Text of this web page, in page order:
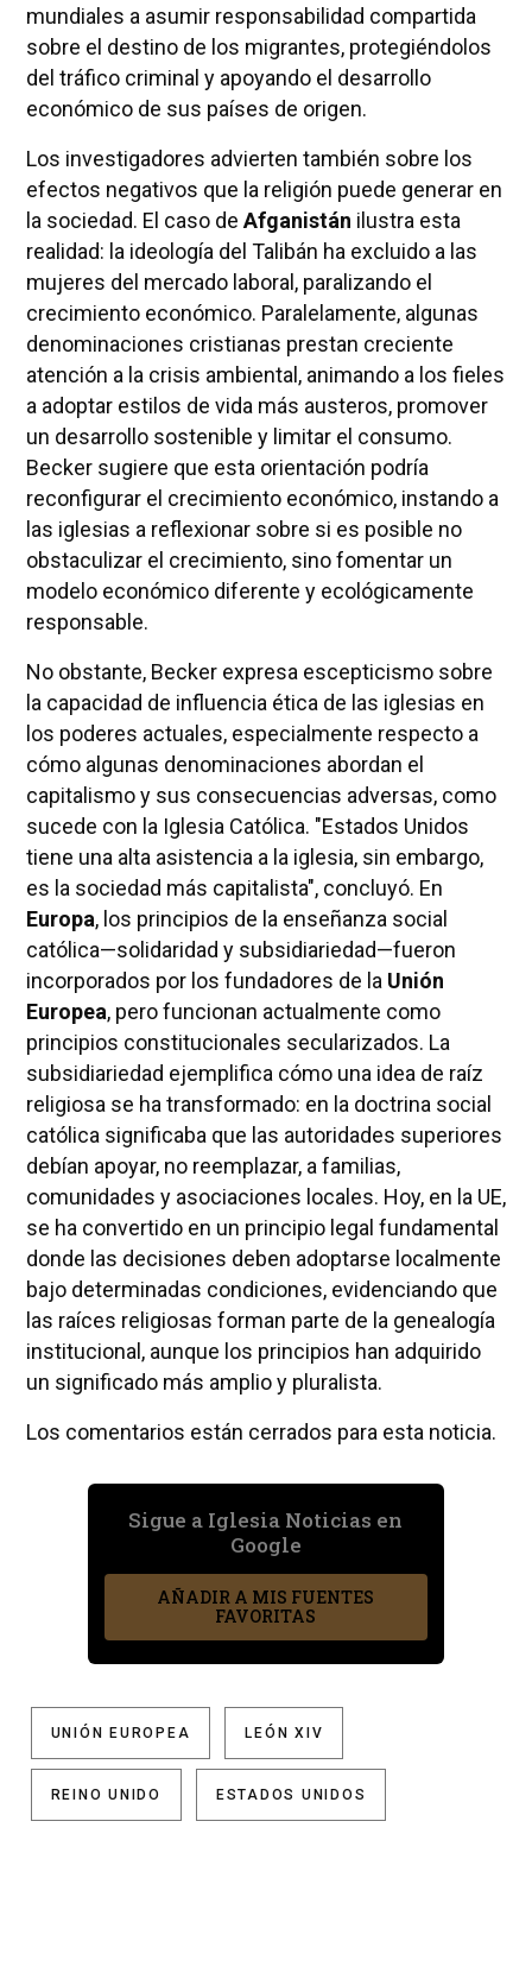
mundiales a asumir responsabilidad compartida
sobre el destino de los migrantes, protegiéndolos
del tráfico criminal y apoyando el desarrollo
económico de sus países de origen.
Los investigadores advierten también sobre los
efectos negativos que la religión puede generar en
la sociedad. El caso de Afganistán ilustra esta
realidad: la ideología del Talibán ha excluido a las
mujeres del mercado laboral, paralizando el
crecimiento económico. Paralelamente, algunas
denominaciones cristianas prestan creciente
atención a la crisis ambiental, animando a los fieles
a adoptar estilos de vida más austeros, promover
un desarrollo sostenible y limitar el consumo.
Becker sugiere que esta orientación podría
reconfigurar el crecimiento económico, instando a
las iglesias a reflexionar sobre si es posible no
obstaculizar el crecimiento, sino fomentar un
modelo económico diferente y ecológicamente
responsable.
No obstante, Becker expresa escepticismo sobre
la capacidad de influencia ética de las iglesias en
los poderes actuales, especialmente respecto a
cómo algunas denominaciones abordan el
capitalismo y sus consecuencias adversas, como
sucede con la Iglesia Católica. "Estados Unidos
tiene una alta asistencia a la iglesia, sin embargo,
es la sociedad más capitalista", concluyó. En
Europa, los principios de la enseñanza social
católica—solidaridad y subsidiariedad—fueron
incorporados por los fundadores de la Unión
Europea, pero funcionan actualmente como
principios constitucionales secularizados. La
subsidiariedad ejemplifica cómo una idea de raíz
religiosa se ha transformado: en la doctrina social
católica significaba que las autoridades superiores
debían apoyar, no reemplazar, a familias,
comunidades y asociaciones locales. Hoy, en la UE,
se ha convertido en un principio legal fundamental
donde las decisiones deben adoptarse localmente
bajo determinadas condiciones, evidenciando que
las raíces religiosas forman parte de la genealogía
institucional, aunque los principios han adquirido
un significado más amplio y pluralista.
Los comentarios están cerrados para esta noticia.
Sigue a Iglesia Noticias en
Google
AÑADIR A MIS FUENTES
FAVORITAS
UNIÓN EUROPEA LEÓN XIV
REINO UNIDO ESTADOS UNIDOS